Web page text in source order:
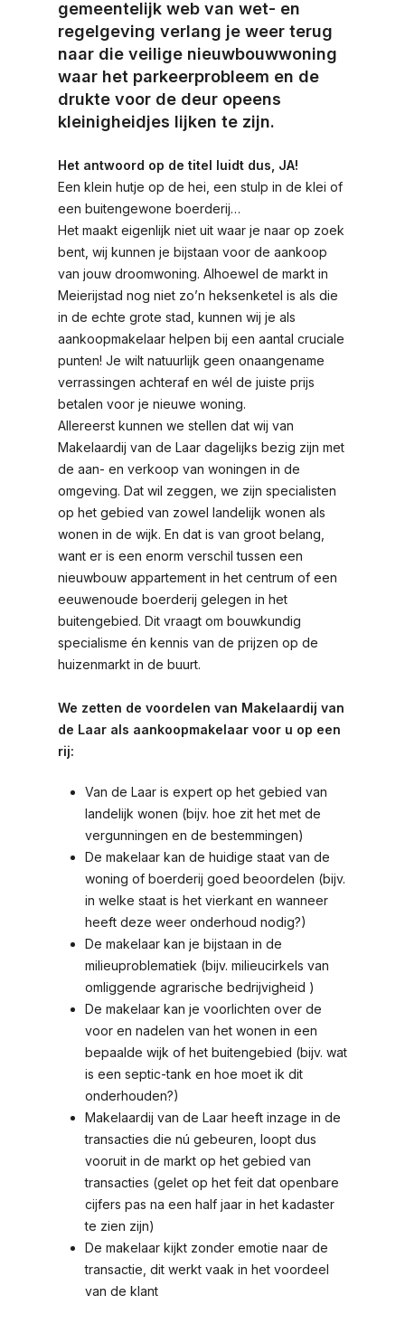
gemeentelijk web van wet- en
regelgeving verlang je weer terug
naar die veilige nieuwbouwwoning
waar het parkeerprobleem en de
drukte voor de deur opeens
kleinigheidjes lijken te zijn.
Het antwoord op de titel luidt dus, JA!
Een klein hutje op de hei, een stulp in de klei of
een buitengewone boerderij…
Het maakt eigenlijk niet uit waar je naar op zoek
bent, wij kunnen je bijstaan voor de aankoop
van jouw droomwoning. Alhoewel de markt in
Meierijstad nog niet zo’n heksenketel is als die
in de echte grote stad, kunnen wij je als
aankoopmakelaar helpen bij een aantal cruciale
punten! Je wilt natuurlijk geen onaangename
verrassingen achteraf en wél de juiste prijs
betalen voor je nieuwe woning.
Allereerst kunnen we stellen dat wij van
Makelaardij van de Laar dagelijks bezig zijn met
de aan- en verkoop van woningen in de
omgeving. Dat wil zeggen, we zijn specialisten
op het gebied van zowel landelijk wonen als
wonen in de wijk. En dat is van groot belang,
want er is een enorm verschil tussen een
nieuwbouw appartement in het centrum of een
eeuwenoude boerderij gelegen in het
buitengebied. Dit vraagt om bouwkundig
specialisme én kennis van de prijzen op de
huizenmarkt in de buurt.
We zetten de voordelen van Makelaardij van
de Laar als aankoopmakelaar voor u op een
rij:
Van de Laar is expert op het gebied van
landelijk wonen (bijv. hoe zit het met de
vergunningen en de bestemmingen)
De makelaar kan de huidige staat van de
woning of boerderij goed beoordelen (bijv.
in welke staat is het vierkant en wanneer
heeft deze weer onderhoud nodig?)
De makelaar kan je bijstaan in de
milieuproblematiek (bijv. milieucirkels van
omliggende agrarische bedrijvigheid )
De makelaar kan je voorlichten over de
voor en nadelen van het wonen in een
bepaalde wijk of het buitengebied (bijv. wat
is een septic-tank en hoe moet ik dit
onderhouden?)
Makelaardij van de Laar heeft inzage in de
transacties die nú gebeuren, loopt dus
vooruit in de markt op het gebied van
transacties (gelet op het feit dat openbare
cijfers pas na een half jaar in het kadaster
te zien zijn)
De makelaar kijkt zonder emotie naar de
transactie, dit werkt vaak in het voordeel
van de klant